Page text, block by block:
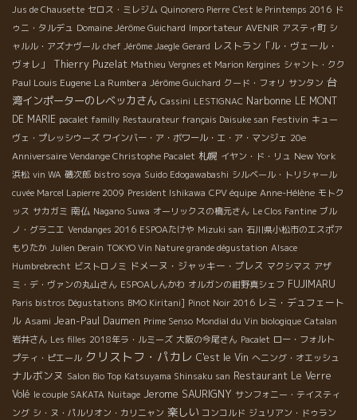
Jus de Chausette セロス・ミレジム Quinonero Pierre C'est le Printemps 2016 ド
ゥニ・タルデュ Domaine Jérôme Guichard Importateur AVENIR アスティ町 シ
ャルル・アズナヴール chef Jérôme Jaegle Gerard レストラン「ル・ヴェール・
ヴォレ」
Thierry Puzelat Mathieu Vergnes et Marion Kergines シャント・クク
Paul Louis Eugene La Rumbera Jérôme Guichard クード・フォリ サンタン 台
湾インポーターのレベッカさん Cassini LESTIGNAC Narbonne LE MONT
DE MARIE pacalet familly Restaurateur français Daisuke san Festivin キュー
ヴェ・プレッシウーズ ワインバー・ア・ボワール・エ・ア・マンジェ 20e
Anniversaire Vendange Christophe Pacalet 札幌 イヤン・ド・リュ New York
浜松 vin WA 磯次郎 bistro soya Suido Edogawabashi シルベール・トリシャール
cuvée Marcel Lapierre 2009 President Ishikawa CPV équipe Anne-Hélène モトク
ッス サカガミ 南仏 Nagano Suwa オーリックスの橋元さん Le Clos Fantine ブル
ノ・グラニエ Vendanges 2016 ESPOAたけや Mizuki san 石川県小松市のエスポア
もりたか Julien Derain TOKYO Vin Nature grande dégustation Alsace
Humbrebrecht ビストロノミ ドメーヌ・ジャッキー・プレス マクシマス アザ
ミ・デ・ヴァンの丸山さん ESPOAしんかわ オルガンの紺野真シェフ FUJIMARU
Paris bistros Dégustations BMO Kiritani] Pinot Noir 2016 レミ・デュフェート
ル Asami Jean-Paul Daumen Prime Senso Mondial du Vin biologique Catalan
岩井さん Les filles 2018年ラ・ルミーズ 大阪の今尾さん Pacalet ロー・フォルト
プティ・ピエール クリストフ・パカレ C'est le Vin へニング・オエッシュ
ナルボンヌ Salon Bio Top Katsuyama Shinsaku san Restaurant Le Verre
Volé le couple SAKATA Nuitage Jerome SAURIGNY サンフォニー・テイスティ
ング シ・ヌ・パルリオン・カリニャン 楽しい コンコルド ジュリアン・ドゥラン